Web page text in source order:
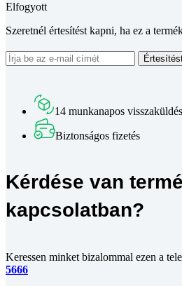
Elfogyott
Szeretnél értesítést kapni, ha ez a
14 munkanapos visszaküldés
Biztonságos fizetés
Kérdése van
kapcsolatban?
Keressen minket bizalommal ezen a
5666